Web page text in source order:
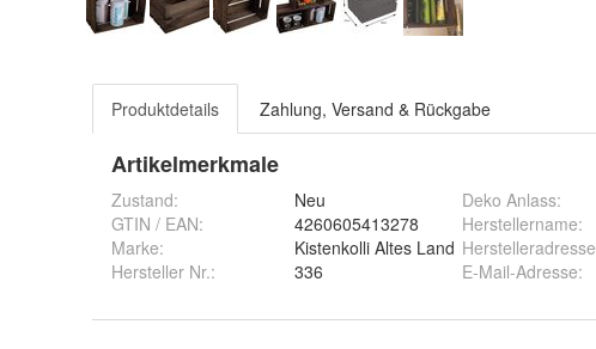
Produktdetails Zahlung, Versand & Rückgabe
Artikelmerkmale
Zustand:
Neu
GTIN / EAN:
4260605413278
Marke:
Kistenkolli Altes Land
Hersteller Nr.:
336
Deko Anlass:
Herstellername:
Herstelleradresse
E-Mail-Adresse: